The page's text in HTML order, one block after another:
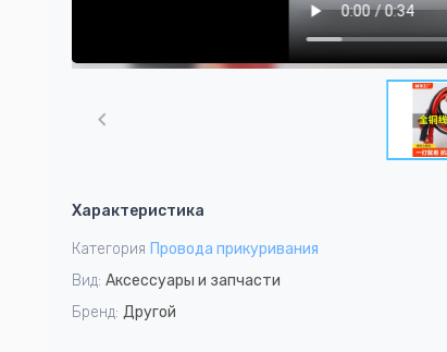
5
Характеристика
Категория Провода прикуривания
Вид: Аксессуары и запчасти
Бренд: Другой